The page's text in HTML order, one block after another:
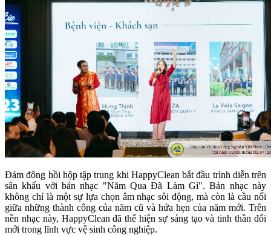
Đám đông hồi hộp tập trung khi HappyClean bắt đầu trình diễn trên
sân khấu với bản nhạc "Năm Qua Đã Làm Gì". Bản nhạc này
không chỉ là một sự lựa chọn âm nhạc sôi động, mà còn là cầu nối
giữa những thành công của năm cũ và hứa hẹn của năm mới. Trên
nền nhạc này, HappyClean đã thể hiện sự sáng tạo và tinh thần đổi
mới trong lĩnh vực vệ sinh công nghiệp.